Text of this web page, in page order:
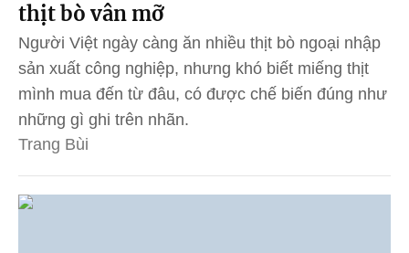
thịt bò vân mỡ
Người Việt ngày càng ăn nhiều thịt bò ngoại nhập
sản xuất công nghiệp, nhưng khó biết miếng thịt
mình mua đến từ đâu, có được chế biến đúng như
những gì ghi trên nhãn.
Trang Bùi